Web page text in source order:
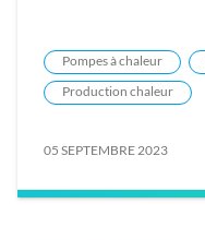
Pompes à chaleur
Production chaleur
05 SEPTEMBRE 2023